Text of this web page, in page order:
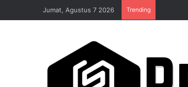
Jumat, Agustus 7 2026 Trending